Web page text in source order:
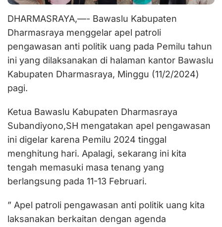
DHARMASRAYA,—- Bawaslu Kabupaten
Dharmasraya menggelar apel patroli
pengawasan anti politik uang pada Pemilu tahun
ini yang dilaksanakan di halaman kantor Bawaslu
Kabupaten Dharmasraya, Minggu (11/2/2024)
pagi.
Ketua Bawaslu Kabupaten Dharmasraya
Subandiyono,SH mengatakan apel pengawasan
ini digelar karena Pemilu 2024 tinggal
menghitung hari. Apalagi, sekarang ini kita
tengah memasuki masa tenang yang
berlangsung pada 11-13 Februari.
” Apel patroli pengawasan anti politik uang kita
laksanakan berkaitan dengan agenda